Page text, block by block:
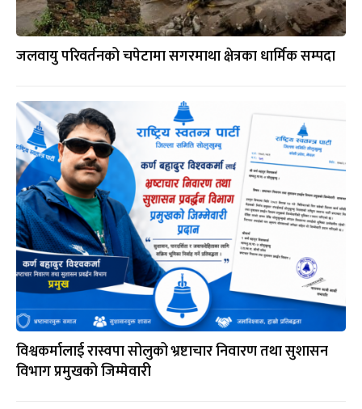
जलवायु परिवर्तनको चपेटामा सगरमाथा क्षेत्रका धार्मिक सम्पदा
विश्वकर्मालाई रास्वपा सोलुको भ्रष्टाचार निवारण तथा सुशासन
विभाग प्रमुखको जिम्मेवारी